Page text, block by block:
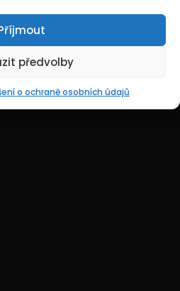
předvolby
o ochraně osobních údajů